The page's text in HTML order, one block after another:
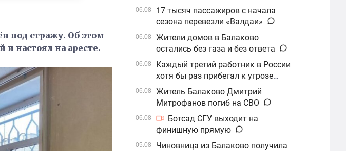
под стражу. Об этом
и настоял на аресте.
06.08
17 тысяч пассажиров с начала
сезона перевезли «Валдаи»
06.08
Жители домов в Балаково
остались без газа и без ответа
06.08
Каждый третий работник в России
хотя бы раз прибегал к угрозе
увольнения
06.08
Житель Балаково Дмитрий
Митрофанов погиб на СВО
06.08
Ботсад СГУ выходит на
финишную прямую
05.08
Чиновница из Балаково получила